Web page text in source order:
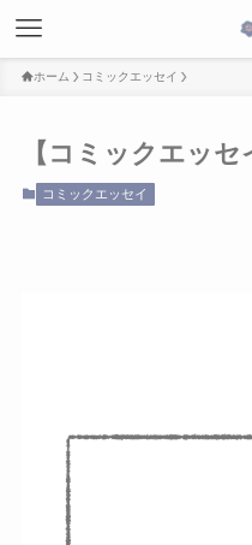
ホーム コミックエッセイ
【コミックエッ
コミックエッセイ